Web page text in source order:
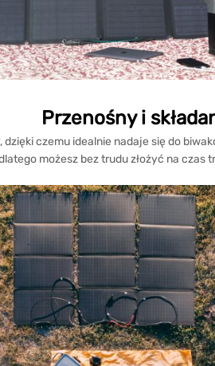
Przenośny i
dzięki czemu idealnie nadaje się do
możesz bez trudu złożyć na czas